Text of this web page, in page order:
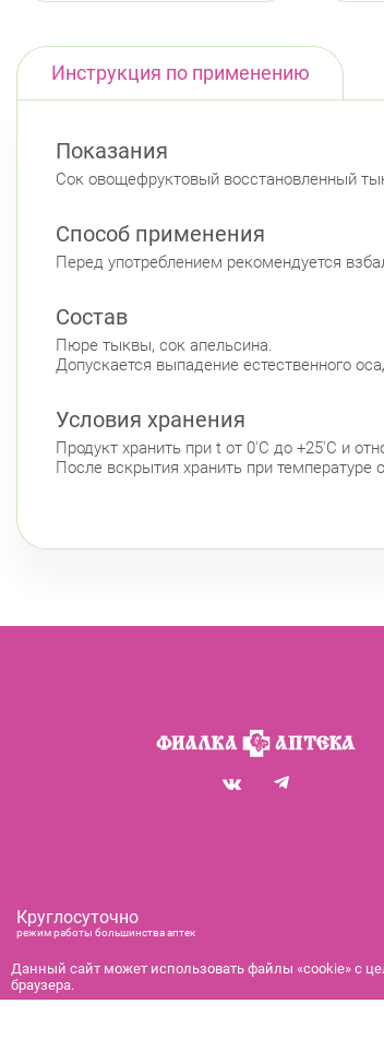
Инструкция по применению
Показания
Сок овощефруктовый восстановленный
Способ применения
Перед употреблением рекомендуется
Состав
Пюре тыквы, сок апельсина.
Допускается выпадение естественного
Условия хранения
Продукт хранить при t от 0'C до +25'C и
После вскрытия хранить при температуре
Круглосуточно
режим работы большинства аптек
+7 (812) 292-00-00
справочная служба с 9:00 до 21:00
Данный сайт может использовать файлы «cookie» с
браузера.